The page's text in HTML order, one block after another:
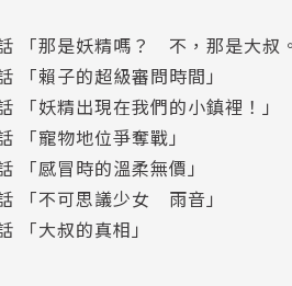
「那是妖精嗎？ 不，那是大叔
「賴子的超級審問時間」
「妖精出現在我們的小鎮裡！」
「寵物地位爭奪戰」
「感冒時的溫柔無價」
「不可思議少女 雨音」
「大叔的真相」